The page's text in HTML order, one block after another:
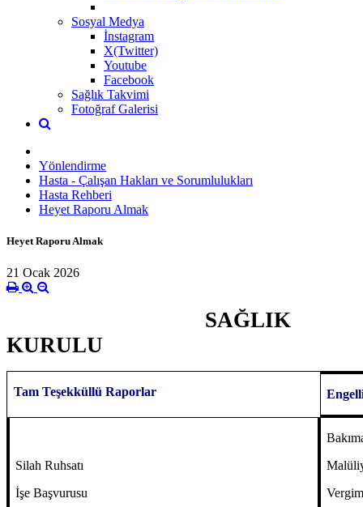
Sosyal Medya
İnstagram
X(Twitter)
Youtube
Facebook
Sağlık Takvimi
Fotoğraf Galerisi
Yönlendirme
Hasta - Çalışan Hakları ve Sorumlulukları
Hasta Rehberi
Heyet Raporu Almak
Heyet Raporu Almak
21 Ocak 2026
SAĞLIK
KURULU
Tam Teşekküllü Raporlar
Silah Ruhsatı
İşe Başvurusu